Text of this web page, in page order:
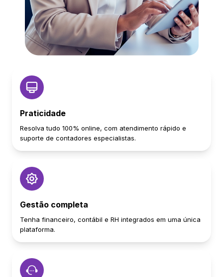
Praticidade
Resolva tudo 100% online, com atendimento rápido e
suporte de contadores especialistas.
Gestão completa
Tenha financeiro, contábil e RH integrados em uma única
plataforma.